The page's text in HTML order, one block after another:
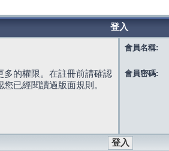
登入
多的權限。在註冊前請確認
已經閱讀過版面規則。
會員名稱:
會員密碼: